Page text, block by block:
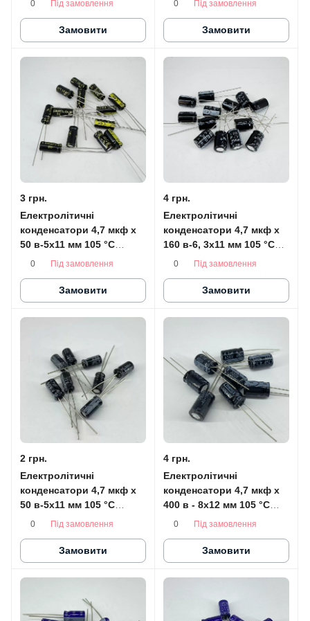
0 Під замовлення
Замовити
0 Під замовлення
Замовити
3 грн.
Електролітичні
конденсатори 4,7 мкф x
50 в-5x11 мм 105 °C
HITANO (LOW ESR)
0 Під замовлення
Замовити
4 грн.
Електролітичні
конденсатори 4,7 мкф x
160 в-6, 3x11 мм 105 °C
HITANO
0 Під замовлення
Замовити
2 грн.
Електролітичні
конденсатори 4,7 мкф x
50 в-5x11 мм 105 °C
JAKEC
0 Під замовлення
Замовити
4 грн.
Електролітичні
конденсатори 4,7 мкф x
400 в - 8x12 мм 105 °C
ChongX
0 Під замовлення
Замовити